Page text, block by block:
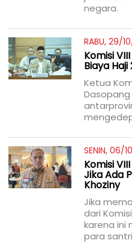
negara.
RABU, 29/
Komisi
Biaya Haji
Ketua
SENIN, 06/
Komisi
Jika Ada
Khoziny
Jika
dari
karena ini
para santri